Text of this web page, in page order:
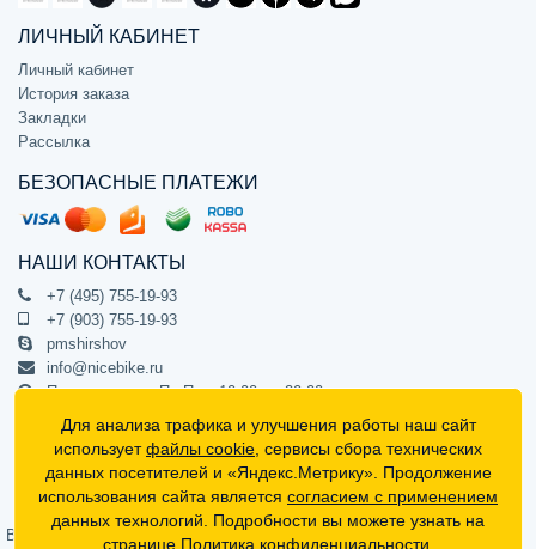
ЛИЧНЫЙ КАБИНЕТ
Личный кабинет
История заказа
Закладки
Рассылка
БЕЗОПАСНЫЕ ПЛАТЕЖИ
НАШИ КОНТАКТЫ
+7 (495) 755-19-93
+7 (903) 755-19-93
pmshirshov
info@nicebike.ru
Прием звонков Пн-Пт с 10:00 до 20:00
ПВЗ Пн-Пт с 10:00 до 20:00
г. Москва, ул. Барклая 13с1
подъезд 1, цокольный этаж, офис 1
Официальный интернет-магазин NiceBike © 2012 - 2026
Вся информация на сайте носит ознакомительный характер, не
Для анализа трафика и улучшения работы наш сайт
используетфайлы cookie , сервисы сбора технических
данных посетителей и «Яндекс.Метрику». Продолжение
использования сайта является согласием с применением
данных технологий. Подробности вы можете узнать на
странице Политика конфиденциальности